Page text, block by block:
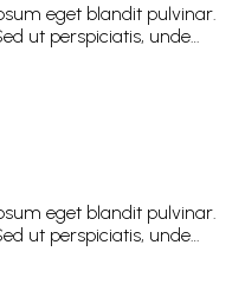
eget blandit pulvinar.
ut perspiciatis, unde…
eget blandit pulvinar.
ut perspiciatis, unde…